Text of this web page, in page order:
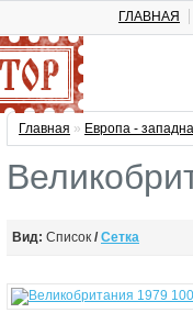
ГЛАВНАЯ
Главная » Европа -
Вид: Список / Сетка